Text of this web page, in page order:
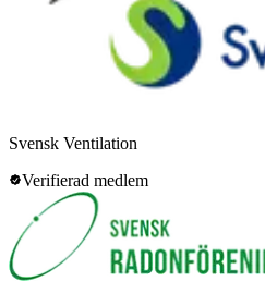
Svensk Ventilation
Verifierad medlem